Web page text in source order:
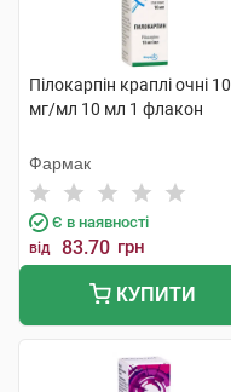
Пілокарпін краплі очні 10
мг/мл 10 мл 1 флакон
Фармак
Є в наявності
від 83.70 грн
КУПИТИ